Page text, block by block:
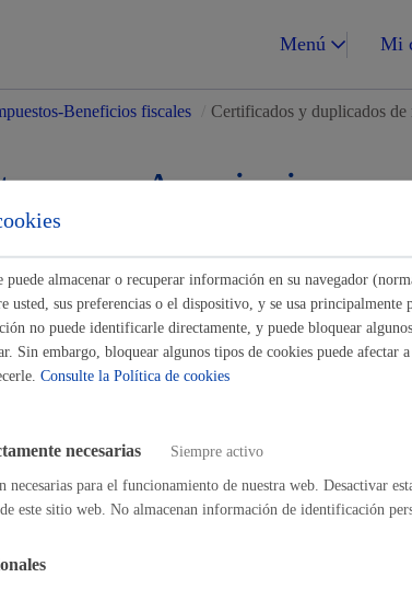
Menú Mi
Beneficios fiscales Certificados y duplicados de
para Asociaciones-
y duplicados de recibos
de recibos
almacenar o recuperar información en su navegador
usted, sus preferencias o el dispositivo, y se usa
no puede identificarle directamente, y puede bloquear
Sin embargo, bloquear algunos tipos de cookies puede afectar
Consulte la Política de cookies
necesarias Siempre activo
necesarias para el funcionamiento de nuestra web. Desactivar
este sitio web. No almacenan información de identificación